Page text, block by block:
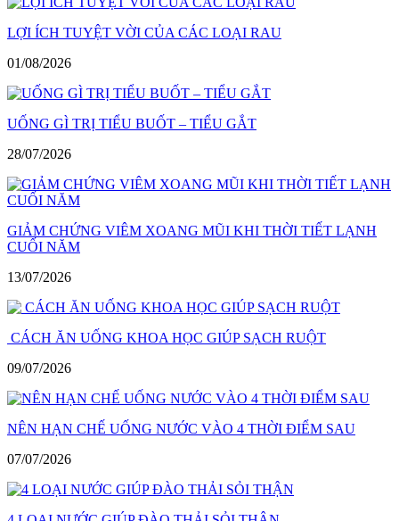
LỢI ÍCH TUYỆT VỜI CỦA CÁC LOẠI RAU
01/08/2026
UỐNG GÌ TRỊ TIỂU BUỐT – TIỂU GẮT
28/07/2026
GIẢM CHỨNG VIÊM XOANG MŨI KHI THỜI TIẾT LẠNH
CUỐI NĂM
13/07/2026
CÁCH ĂN UỐNG KHOA HỌC GIÚP SẠCH RUỘT
09/07/2026
NÊN HẠN CHẾ UỐNG NƯỚC VÀO 4 THỜI ĐIỂM SAU
07/07/2026